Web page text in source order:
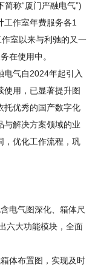
称“厦门严融电气”)
工作室年费服务各1
室以来与利驰的又一
在使用中。
电气自2024年起引入
使用，已显著提升图
托优秀的国产数字化
与解决方案领域的业
，优化工作流程，巩
电气图深化、箱体尺
六大功能模块，全面
体布置图，实现及时